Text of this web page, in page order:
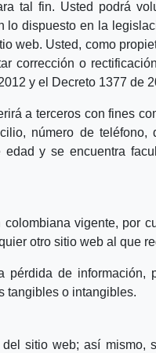
tal fin. Usted podrá
lo dispuesto en la
web. Usted, como
corrección o
y el Decreto 1377 de
a terceros con fines
número de teléfono,
y se encuentra
vigente, por
otro sitio web al que
de información,
tangibles o intangibles.
sitio web; así mismo,